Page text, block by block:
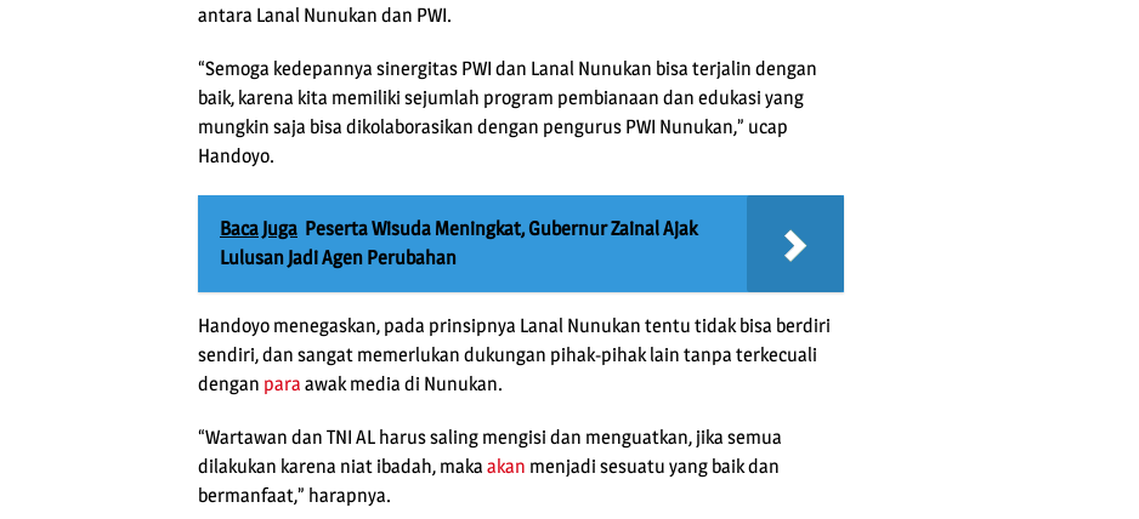
antara Lanal Nunukan dan PWI.
“Semoga kedepannya sinergitas PWI dan Lanal Nunukan bisa terjalin dengan
baik, karena kita memiliki sejumlah program pembianaan dan edukasi yang
mungkin saja bisa dikolaborasikan dengan pengurus PWI Nunukan,” ucap
Handoyo.
Baca Juga Peserta Wisuda Meningkat, Gubernur Zainal Ajak
Lulusan Jadi Agen Perubahan
Handoyo menegaskan, pada prinsipnya Lanal Nunukan tentu tidak bisa berdiri
sendiri, dan sangat memerlukan dukungan pihak-pihak lain tanpa terkecuali
dengan para awak media di Nunukan.
“Wartawan dan TNI AL harus saling mengisi dan menguatkan, jika semua
dilakukan karena niat ibadah, maka akan menjadi sesuatu yang baik dan
bermanfaat,” harapnya.